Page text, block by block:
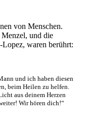
von Menschen.
und die
waren berührt:
und ich haben diesen
beim Heilen zu helfen.
aus deinem Herzen
Wir hören dich!“